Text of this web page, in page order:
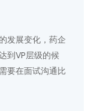
发展变化，药企
到VP层级的候
要在面试沟通比